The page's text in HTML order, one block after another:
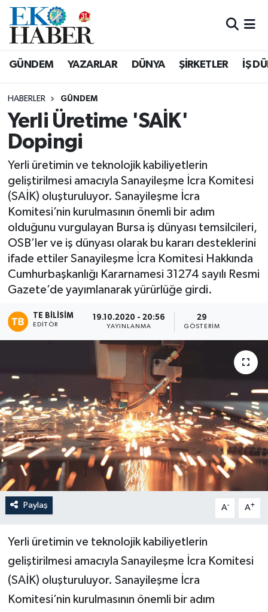
GÜNDEM YAZARLAR DÜNYA ŞİRKETLER İŞ
HABERLER GÜNDEM
Yerli Üretime 'SAİK'
Dopingi
Yerli üretimin ve teknolojik kabiliyetlerin
geliştirilmesi amacıyla Sanayileşme İcra Komitesi
(SAİK) oluşturuluyor. Sanayileşme İcra
Komitesi’nin kurulmasının önemli bir adım
olduğunu vurgulayan Bursa iş dünyası temsilcileri,
OSB’ler ve iş dünyası olarak bu kararı desteklerini
ifade ettiler Sanayileşme İcra Komitesi Hakkında
Cumhurbaşkanlığı Kararnamesi 31274 sayılı Resmi
Gazete’de yayımlanarak yürürlüğe girdi.
TE BILISIM
EDITÖR
19.10.2020 - 20:56
YAYINLANMA
29
GÖSTERIM
Paylaş A- A+
Yerli üretimin ve teknolojik kabiliyetlerin
geliştirilmesi amacıyla Sanayileşme İcra Komitesi
(SAİK) oluşturuluyor. Sanayileşme İcra
Komitesi’nin kurulmasının önemli bir adım
Hava Durumu
Süper Lig Puan Durumu ve Fikstür
Tüm Manşetler
Son Dakika Haberleri
Haber Arşivi